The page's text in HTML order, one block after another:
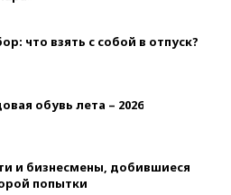
что взять с собой в отпуск?
обувь лета – 2026
и бизнесмены, добившиеся
попытки